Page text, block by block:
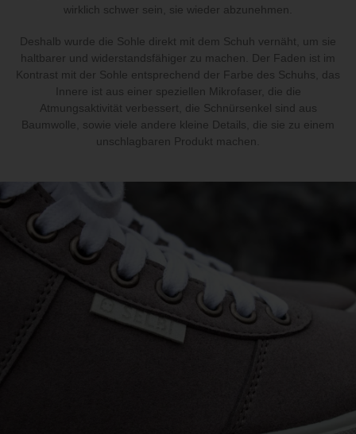
wirklich schwer sein, sie wieder abzunehmen.
Deshalb wurde die Sohle direkt mit dem Schuh vernäht, um sie
haltbarer und widerstandsfähiger zu machen. Der Faden ist im
Kontrast mit der Sohle entsprechend der Farbe des Schuhs, das
Innere ist aus einer speziellen Mikrofaser, die die
Atmungsaktivität verbessert, die Schnürsenkel sind aus
Baumwolle, sowie viele andere kleine Details, die sie zu einem
unschlagbaren Produkt machen.